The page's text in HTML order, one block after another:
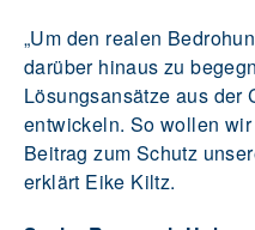
„Um den realen
darüber hinaus zu
Lösungsansätze aus der
entwickeln. So wollen
Beitrag zum Schutz
erklärt Eike Kiltz.